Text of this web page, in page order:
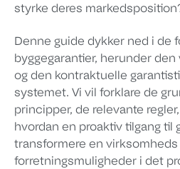
styrke deres
Denne guide dykker ned i de
byggegarantier, herunder
og den kontraktuelle
systemet. Vi vil forklare de
principper, de relevante
hvordan en proaktiv tilgang til
transformere en
forretningsmuligheder i det